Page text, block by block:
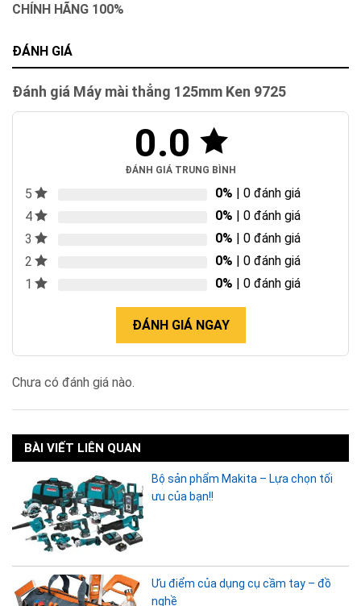
CHÍNH HÃNG 100%
ĐÁNH GIÁ
Đánh giá Máy mài thẳng 125mm Ken 9725
0.0
ĐÁNH GIÁ TRUNG BÌNH
5 0% | 0 đánh giá
4
0% | 0 đánh giá
3
0% | 0 đánh giá
2
0% | 0 đánh giá
1
0% | 0 đánh giá
ĐÁNH GIÁ NGAY
Chưa có đánh giá nào.
BÀI VIẾT LIÊN QUAN
Bộ sản phẩm Makita – Lựa chọn tối
ưu của bạn!!
Ưu điểm của dụng cụ cầm tay – đồ
nghề